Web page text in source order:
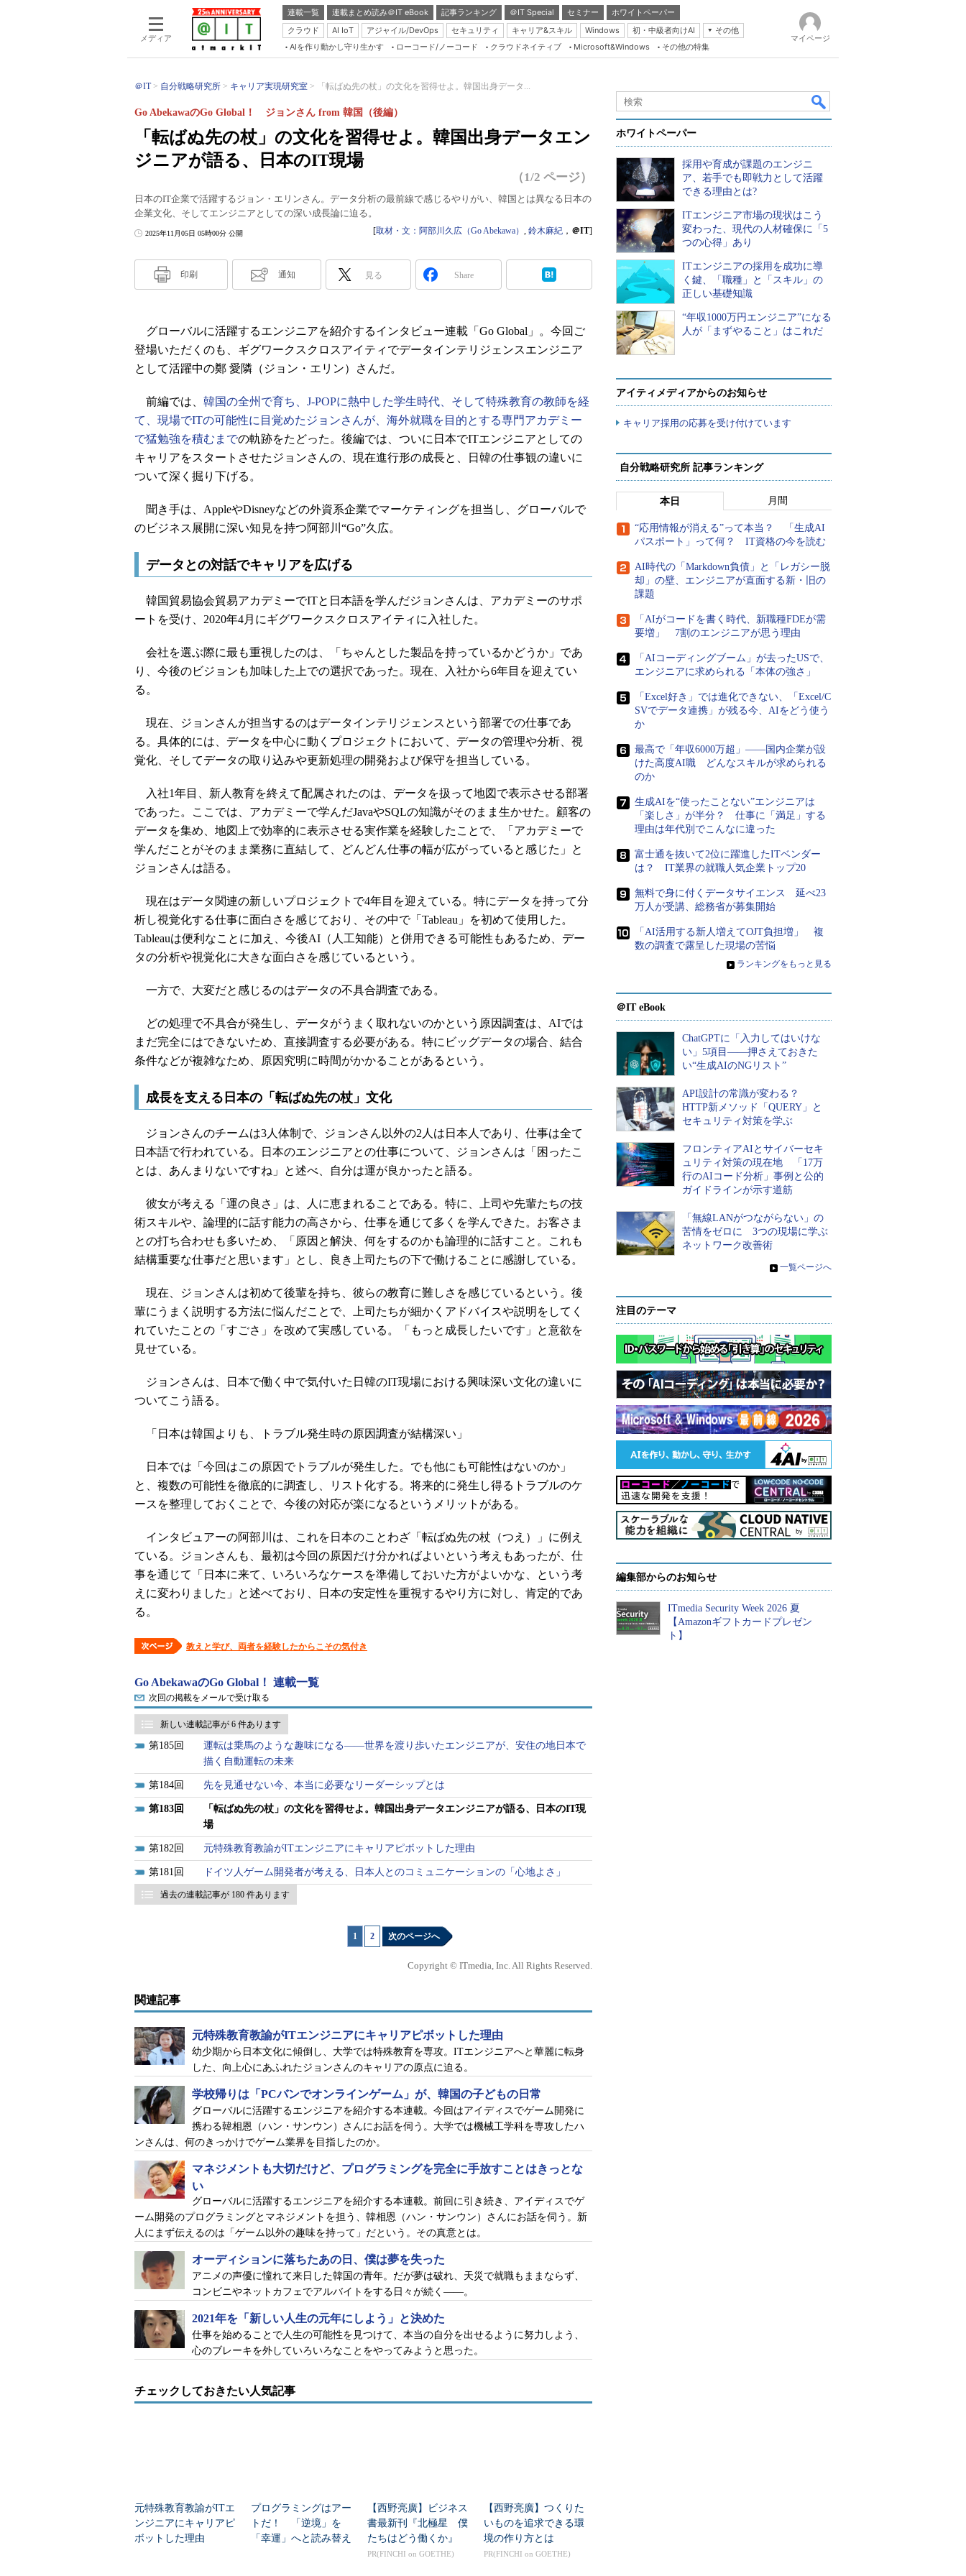
メディア
連載一覧 連載まとめ読み＠IT eBook 記事ランキング ＠IT Special セミナー
ホワイトペーパー
クラウド
AI IoT アジャイル/DevOps セキュリティ キャリア&スキル Windows 初・中級者向けAI
その他
Server & Storage
Java Agile
Database Expert
Linux ＆ OSS
Master of IP Network
Security & Trust
Test & Tools
Insider.NET
AIを作り動かし守り生かす ローコード/ノーコード クラウドネイティブ Microsoft&Windows その他の特集
マイページ
＠IT 自分戦略研究所 キャリア実現研究室 「転ばぬ先の杖」の文化を習得せよ。韓国出身データ...
「転ばぬ先の杖」の文化を習得せよ。韓国出身データエン
ジニアが語る、日本のIT現場
Go AbekawaのGo Global！ ジョンさん from 韓国（後編）
（1/2 ページ）
日本のIT企業で活躍するジョン・エリンさん。データ分析の最前線で感じるやりがい、韓国とは異なる日本の
企業文化、そしてエンジニアとしての深い成長論に迫る。
2025年11月05日 05時00分 公開 [取材・文：阿部川久広（Go Abekawa） , 鈴木麻紀 ， ＠IT]
印刷 通知 見る Share
グローバルに活躍するエンジニアを紹介するインタビュー連載「Go Global」。今回ご
登場いただくのも、ギグワークスクロスアイティでデータインテリジェンスエンジニア
として活躍中の鄭 愛隣（ジョン・エリン）さんだ。
前編では、 韓国の全州で育ち、J-POPに熱中した学生時代、そして特殊教育の教師を経
て、現場でITの可能性に目覚めたジョンさんが、海外就職を目的とする専門アカデミー
で猛勉強を積むまでの軌跡をたどった。後編では、ついに日本でITエンジニアとしての
キャリアをスタートさせたジョンさんの、現在進行形の成長と、日韓の仕事観の違いに
ついて深く掘り下げる。
聞き手は、AppleやDisneyなどの外資系企業でマーケティングを担当し、グローバルで
のビジネス展開に深い知見を持つ阿部川“Go”久広。
データとの対話でキャリアを広げる
韓国貿易協会貿易アカデミーでITと日本語を学んだジョンさんは、アカデミーのサポ
ートを受け、2020年4月にギグワークスクロスアイティに入社した。
会社を選ぶ際に最も重視したのは、「ちゃんとした製品を持っているかどうか」であ
り、今後のビジョンも加味した上での選択であった。現在、入社から6年目を迎えてい
る。
現在、ジョンさんが担当するのはデータインテリジェンスという部署での仕事であ
る。具体的には、データを中心に動くプロジェクトにおいて、データの管理や分析、視
覚化、そしてデータの取り込みや更新処理の開発および保守を担当している。
入社1年目、新人教育を終えて配属されたのは、データを扱って地図で表示させる部署
であった。ここでは、アカデミーで学んだJavaやSQLの知識がそのまま生かせた。顧客の
データを集め、地図上で効率的に表示させる実作業を経験したことで、「アカデミーで
学んだことがそのまま業務に直結して、どんどん仕事の幅が広がっていると感じた」と
ジョンさんは語る。
現在はデータ関連の新しいプロジェクトで4年目を迎えている。特にデータを持って分
析し視覚化する仕事に面白さを感じており、その中で「Tableau」を初めて使用した。
Tableauは便利なことに加え、今後AI（人工知能）と併用できる可能性もあるため、デー
タの分析や視覚化に大きな面白さを感じているという。
一方で、大変だと感じるのはデータの不具合調査である。
どの処理で不具合が発生し、データがうまく取れないのかという原因調査は、AIでは
まだ完全にはできないため、直接調査する必要がある。特にビッグデータの場合、結合
条件などが複雑なため、原因究明に時間がかかることがあるという。
成長を支える日本の「転ばぬ先の杖」文化
ジョンさんのチームは3人体制で、ジョンさん以外の2人は日本人であり、仕事は全て
日本語で行われている。日本のエンジニアとの仕事について、ジョンさんは「困ったこ
とは、あんまりないですね」と述べ、自分は運が良かったと語る。
彼女が考える「運の良さ」は、人に恵まれることである。特に、上司や先輩たちの技
術スキルや、論理的に話す能力の高さから、仕事を通じて多くを学んできた。お客さま
との打ち合わせも多いため、「原因と解決、何をするのかも論理的に話すこと。これも
結構重要な仕事だと思います」とし、良き上司たちの下で働けることに感謝している。
現在、ジョンさんは初めて後輩を持ち、彼らの教育に難しさを感じているという。後
輩にうまく説明する方法に悩んだことで、上司たちが細かくアドバイスや説明をしてく
れていたことの「すごさ」を改めて実感している。「もっと成長したいです」と意欲を
見せている。
ジョンさんは、日本で働く中で気付いた日韓のIT現場における興味深い文化の違いに
ついてこう語る。
「日本は韓国よりも、トラブル発生時の原因調査が結構深い」
日本では「今回はこの原因でトラブルが発生した。でも他にも可能性はないのか」
と、複数の可能性を徹底的に調査し、リスト化する。将来的に発生し得るトラブルのケ
ースを整理しておくことで、今後の対応が楽になるというメリットがある。
インタビュアーの阿部川は、これを日本のことわざ「転ばぬ先の杖（つえ）」に例え
ている。ジョンさんも、最初は今回の原因だけ分かればよいという考えもあったが、仕
事を通じて「日本に来て、いろいろなケースを準備しておいた方がよいかな、という考
えに変わりました」と述べており、日本の安定性を重視するやり方に対し、肯定的であ
る。
教えと学び、両者を経験したからこその気付き
Go AbekawaのGo Global！ 連載一覧
次回の掲載をメールで受け取る
新しい連載記事が 6 件あります
185
運転は乗馬のような趣味になる――世界を渡り歩いたエンジニアが、安住の地日本で
描く自動運転の未来
184 先を見通せない今、本当に必要なリーダーシップとは
183
「転ばぬ先の杖」の文化を習得せよ。韓国出身データエンジニアが語る、日本のIT現
場
182 元特殊教育教諭がITエンジニアにキャリアピボットした理由
181 ドイツ人ゲーム開発者が考える、日本人とのコミュニケーションの「心地よさ」
過去の連載記事が 180 件あります
1 2 次のページへ
Copyright © ITmedia, Inc. All Rights Reserved.
関連記事
元特殊教育教諭がITエンジニアにキャリアピボットした理由
幼少期から日本文化に傾倒し、大学では特殊教育を専攻。ITエンジニアへと華麗に転身
した、向上心にあふれたジョンさんのキャリアの原点に迫る。
学校帰りは「PCバンでオンラインゲーム」が、韓国の子どもの日常
グローバルに活躍するエンジニアを紹介する本連載。今回はアイディスでゲーム開発に
携わる韓相恩（ハン・サンウン）さんにお話を伺う。大学では機械工学科を専攻したハ
ンさんは、何のきっかけでゲーム業界を目指したのか。
マネジメントも大切だけど、プログラミングを完全に手放すことはきっとな
い
グローバルに活躍するエンジニアを紹介する本連載。前回に引き続き、アイディスでゲ
ーム開発のプログラミングとマネジメントを担う、韓相恩（ハン・サンウン）さんにお話を伺う。新
人にまず伝えるのは「ゲーム以外の趣味を持って」だという。その真意とは。
オーディションに落ちたあの日、僕は夢を失った
アニメの声優に憧れて来日した韓国の青年。だが夢は破れ、天災で就職もままならず、
コンビニやネットカフェでアルバイトをする日々が続く――。
2021年を「新しい人生の元年にしよう」と決めた
仕事を始めることで人生の可能性を見つけて、本当の自分を出せるように努力しよう、
心のブレーキを外していろいろなことをやってみようと思った。
チェックしておきたい人気記事
元特殊教育教諭がITエ
ンジニアにキャリアピ
ボットした理由
プログラミングはアー
トだ！ 「逆境」を
「幸運」へと読み替え
【西野亮廣】ビジネス
書最新刊『北極星 僕
たちはどう働くか』
PR(FINCHI on GOETHE)
【西野亮廣】つくりた
いものを追求できる環
境の作り方とは
PR(FINCHI on GOETHE)
ホワイトペーパー
採用や育成が課題のエンジニ
ア、若手でも即戦力として活躍
できる理由とは?
ITエンジニア市場の現状はこう
変わった、現代の人材確保に「5
つの心得」あり
ITエンジニアの採用を成功に導
く鍵、「職種」と「スキル」の
正しい基礎知識
“年収1000万円エンジニア”になる
人が「まずやること」はこれだ
アイティメディアからのお知らせ
キャリア採用の応募を受け付けています
自分戦略研究所 記事ランキング
本日 月間
“応用情報が消える”って本当？ 「生成AI
パスポート」って何？ IT資格の今を読む
AI時代の「Markdown負債」と「レガシー脱
却」の壁、エンジニアが直面する新・旧の
課題
「AIがコードを書く時代、新職種FDEが需
要増」 7割のエンジニアが思う理由
「AIコーディングブーム」が去ったUSで、
エンジニアに求められる「本体の強さ」
「Excel好き」では進化できない、「Excel/C
SVでデータ連携」が残る今、AIをどう使う
か
最高で「年収6000万超」――国内企業が設
けた高度AI職 どんなスキルが求められる
のか
生成AIを“使ったことない”エンジニアは
「楽しさ」が半分？ 仕事に「満足」する
理由は年代別でこんなに違った
富士通を抜いて2位に躍進したITベンダー
は？ IT業界の就職人気企業トップ20
無料で身に付くデータサイエンス 延べ23
万人が受講、総務省が募集開始
「AI活用する新人増えてOJT負担増」 複
数の調査で露呈した現場の苦悩
» ランキングをもっと見る
＠IT eBook
ChatGPTに「入力してはいけな
い」5項目――押さえておきた
い“生成AIのNGリスト”
API設計の常識が変わる？
HTTP新メソッド「QUERY」と
セキュリティ対策を学ぶ
フロンティアAIとサイバーセキ
ュリティ対策の現在地 「17万
行のAIコード分析」事例と公的
ガイドラインが示す道筋
「無線LANがつながらない」の
苦情をゼロに 3つの現場に学ぶ
ネットワーク改善術
» 一覧ページへ
注目のテーマ
編集部からのお知らせ
ITmedia Security Week 2026 夏
【Amazonギフトカードプレゼン
ト】